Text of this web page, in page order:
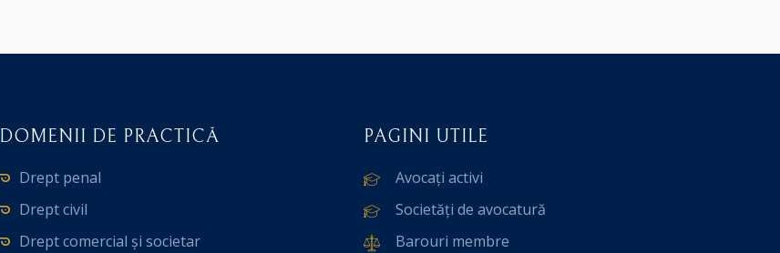
DOMENII DE PRACTICĂ
Drept penal
Drept civil
Drept comercial și societar
PAGINI UTILE
Avocați activi
Societăți de avocatură
Barouri membre